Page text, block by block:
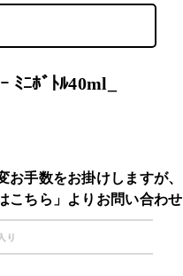
ﾐﾆﾎﾞﾄﾙ40ml_
手数をお掛けしますが、
こちら」よりお問い合わ